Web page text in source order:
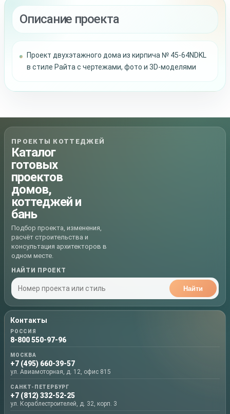
Описание проекта
Проект двухэтажного дома из кирпича № 45-64NDKL
в стиле Райта с чертежами, фото и 3D-моделями
ПРОЕКТЫ КОТТЕДЖЕЙ
Каталог
готовых
проектов
домов,
коттеджей и
бань
Подбор проекта, изменения,
расчёт строительства и
консультация архитекторов в
одном месте.
НАЙТИ ПРОЕКТ
Найти
Контакты
РОССИЯ
8-800 550-97-96
МОСКВА
+7 (495) 660-39-57
ул. Авиамоторная, д. 12, офис 815
САНКТ-ПЕТЕРБУРГ
+7 (812) 332-52-25
ул. Кораблестроителей, д. 32, корп. 3